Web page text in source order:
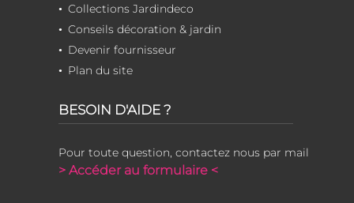
Collections Jardindeco
Conseils décoration & jardin
Devenir fournisseur
Plan du site
BESOIN D'AIDE ?
Pour toute question, contactez nous par mail
> Accéder au formulaire <